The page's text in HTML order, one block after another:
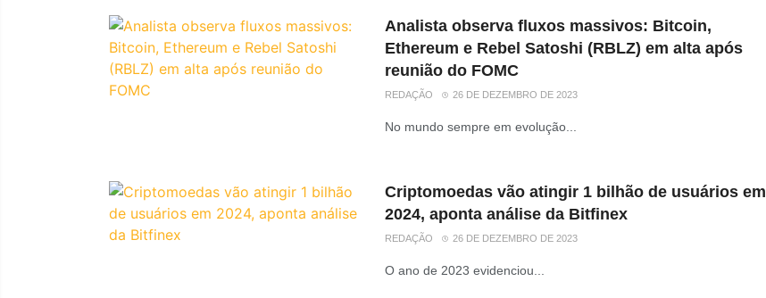
Analista observa fluxos massivos: Bitcoin,
Ethereum e Rebel Satoshi (RBLZ) em alta após
reunião do FOMC
REDAÇÃO 26 DE DEZEMBRO DE 2023
No mundo sempre em evolução...
Criptomoedas vão atingir 1 bilhão de usuários em
2024, aponta análise da Bitfinex
REDAÇÃO 26 DE DEZEMBRO DE 2023
O ano de 2023 evidenciou...